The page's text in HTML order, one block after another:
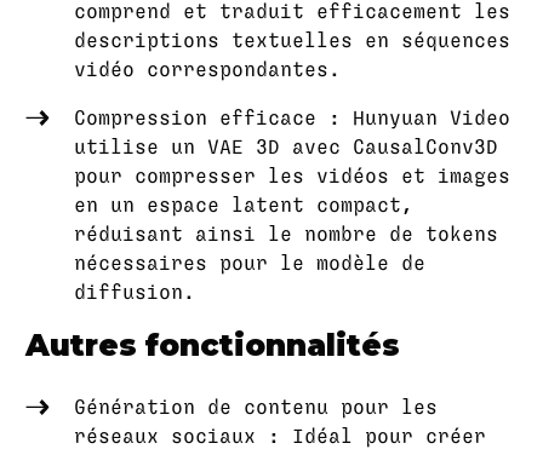
comprend et traduit efficacement les
descriptions textuelles en séquences
vidéo correspondantes.
Compression efficace : Hunyuan Video
utilise un VAE 3D avec CausalConv3D
pour compresser les vidéos et images
en un espace latent compact,
réduisant ainsi le nombre de tokens
nécessaires pour le modèle de
diffusion.
Autres fonctionnalités
Génération de contenu pour les
réseaux sociaux : Idéal pour créer